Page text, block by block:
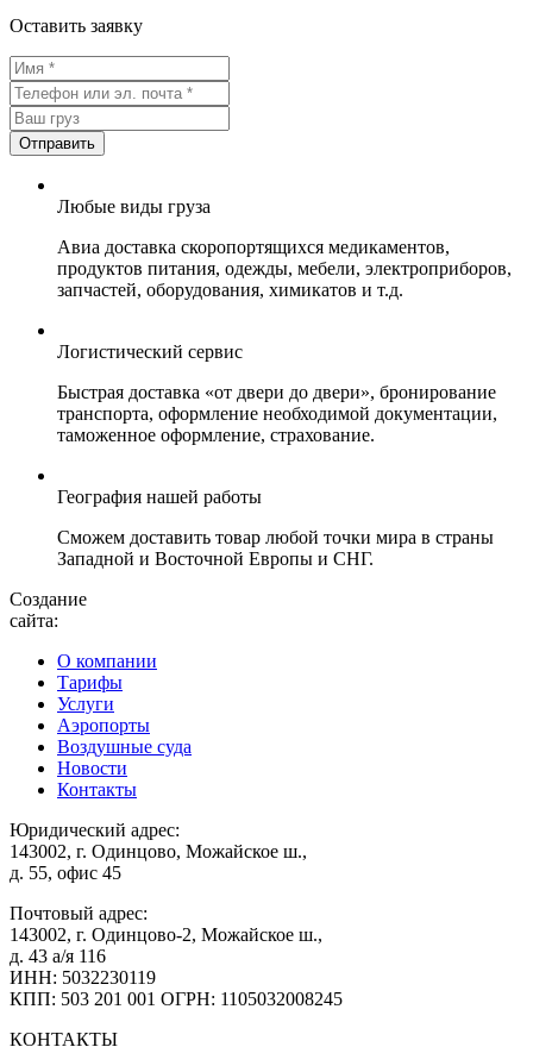
Оставить заявку
Любые виды груза
Авиа доставка скоропортящихся медикаментов,
продуктов питания, одежды, мебели, электроприборов,
запчастей, оборудования, химикатов и т.д.
Логистический сервис
Быстрая доставка «от двери до двери», бронирование
транспорта, оформление необходимой документации,
таможенное оформление, страхование.
География нашей работы
Сможем доставить товар любой точки мира в страны
Западной и Восточной Европы и СНГ.
Создание
сайта:
О компании
Тарифы
Услуги
Аэропорты
Воздушные суда
Новости
Контакты
Юридический адрес:
143002, г. Одинцово, Можайское ш.,
д. 55, офис 45
Почтовый адрес:
143002, г. Одинцово-2, Можайское ш.,
д. 43 а/я 116
ИНН: 5032230119
КПП: 503 201 001 ОГРН: 1105032008245
КОНТАКТЫ